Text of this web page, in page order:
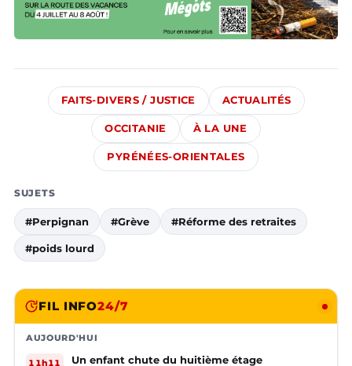
FAITS-DIVERS / JUSTICE ACTUALITÉS
OCCITANIE À LA UNE
PYRÉNÉES-ORIENTALES
SUJETS
#Perpignan #Grève #Réforme des retraites
#poids lourd
FIL INFO24/7
AUJOURD'HUI
11h11 Un enfant chute du huitième étage